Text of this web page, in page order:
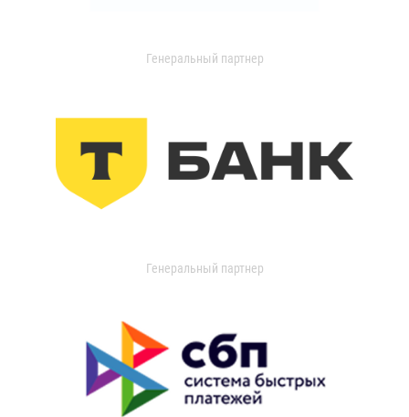
Генеральный партнер
Генеральный партнер